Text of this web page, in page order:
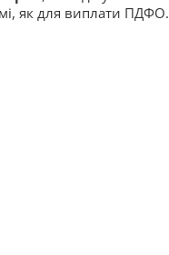
як для виплати ПДФО.